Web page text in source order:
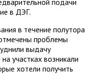
в ДЭГ.
в течение полутора
проблемы
выдачу
участках возникали
хотели получить